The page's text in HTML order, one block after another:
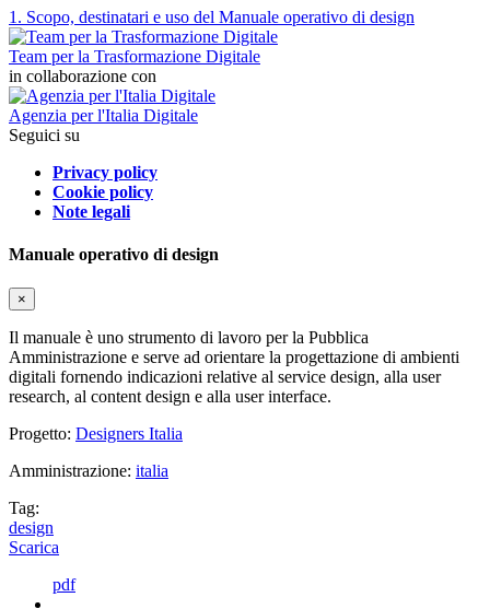
1. Scopo, destinatari e uso del Manuale operativo di design
Team per la Trasformazione Digitale
in collaborazione con
Agenzia per l'Italia Digitale
Seguici su
Privacy policy
Cookie policy
Note legali
Manuale operativo di design
×
Il manuale è uno strumento di lavoro per la Pubblica
Amministrazione e serve ad orientare la progettazione di ambienti
digitali fornendo indicazioni relative al service design, alla user
research, al content design e alla user interface.
Progetto: Designers Italia
Amministrazione: italia
Tag:
design
Scarica
pdf